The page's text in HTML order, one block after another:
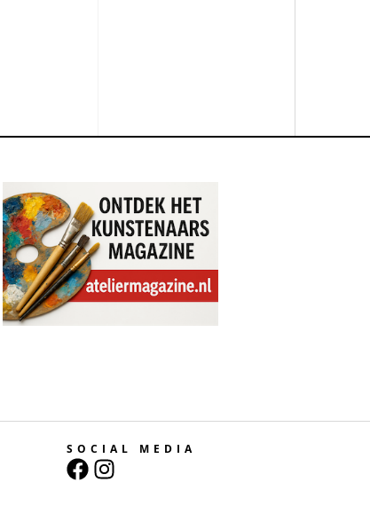
SOCIAL MEDIA